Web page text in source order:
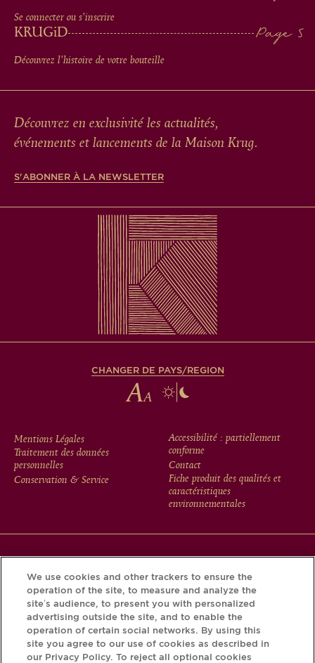
Se connecter ou s'inscrire
KRUGiD
Découvrez l'histoire de votre bouteille
Découvrez en exclusivité les actualités,
événements et lancements de la Maison Krug.
S'ABONNER À LA NEWSLETTER
CHANGER DE PAYS/REGION
FOOTER
MENU
Mentions Légales
Traitement des données
personnelles
Conservation & Service
Accessibilité : partiellement
conforme
Contact
Fiche produit des qualités et
caractéristiques
environnementales
votre bouteille grâce au Krug iD.
We use cookies and other trackers to ensure the
operation of the site, to measure and analyze the
site’s audience, to present you with personalized
advertising outside the site, and to enable the
operation of certain social networks. By using this
site you agree to our use of cookies as described in
our Privacy Policy. To reject all optional cookies